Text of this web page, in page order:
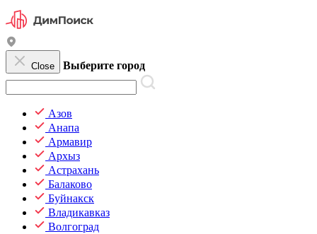
Close Выберите город
Азов
Анапа
Армавир
Архыз
Астрахань
Балаково
Буйнакск
Владикавказ
Волгоград